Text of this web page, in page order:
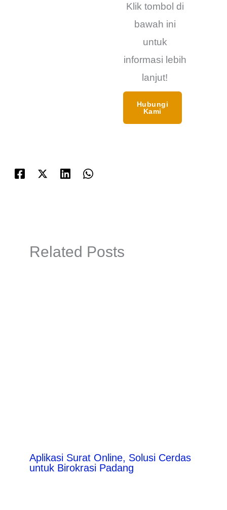
Klik tombol di
bawah ini
untuk
informasi lebih
lanjut!
Hubungi
Kami
Related Posts
Aplikasi Surat Online, Solusi Cerdas
untuk Birokrasi Padang